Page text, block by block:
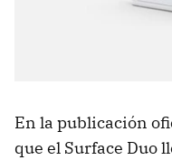
En la publicación
que el Surface Duo